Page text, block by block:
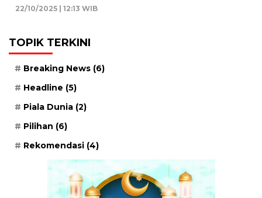
22/10/2025 | 12:13 WIB
TOPIK TERKINI
Breaking News (6)
Headline (5)
Piala Dunia (2)
Pilihan (6)
Rekomendasi (4)